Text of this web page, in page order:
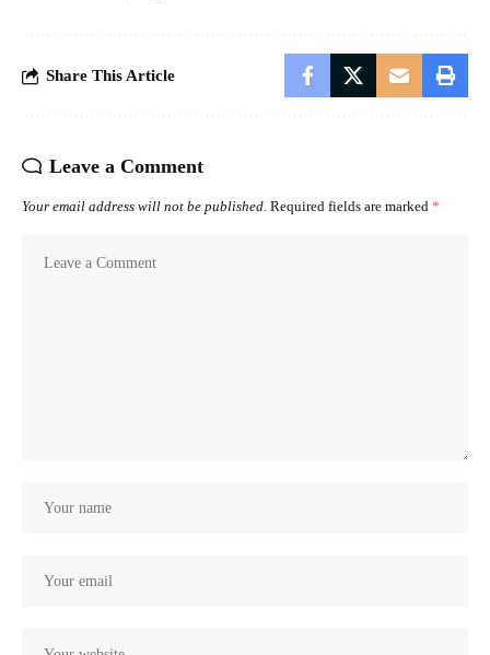
Share This Article
Leave a Comment
Your email address will not be published. Required fields are marked *